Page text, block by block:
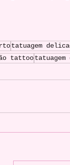
tatuagem
tattoo